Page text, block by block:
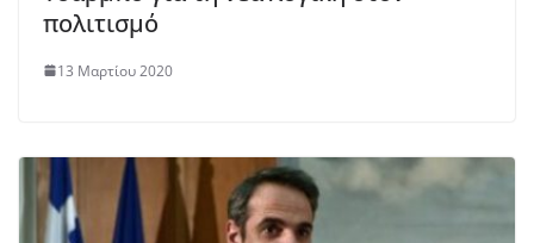
πολιτισμό
13 Μαρτίου 2020